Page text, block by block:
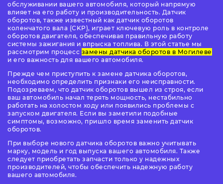
обслуживании вашего автомобиля, который напрямую
влияет на его работу и производительность. Датчик
оборотов, также известный как датчик оборотов
коленчатого вала (CKP), играет ключевую роль в контроле
оборотов двигателя, обеспечивая правильную работу
системы зажигания и впрыска топлива. В этой статье мы
рассмотрим процесс замены датчика оборотов в Могилеве
и его важность для вашего автомобиля.
Прежде чем приступить к замене датчика оборотов,
необходимо определить признаки его неисправности.
Подозреваем, что датчик оборотов вышел из строя, если
ваш автомобиль начал терять мощность, нестабильно
работать на холостом ходу или появились проблемы с
запуском двигателя. Если вы заметили подобные
симптомы, возможно, пришло время заменить датчик
оборотов.
При выборе нового датчика оборотов важно учитывать
марку, модель и год выпуска вашего автомобиля. Также
следует приобретать запчасти только у надежных
производителей, чтобы обеспечить надежную работу
вашего автомобиля.